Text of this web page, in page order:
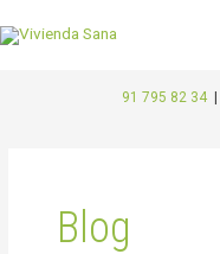
al
91 795 82 34 |
Blog